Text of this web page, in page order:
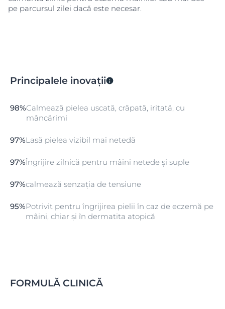
pe parcursul zilei dacă este necesar.
Principalele inovații
98%Calmează pielea uscată, crăpată, iritată, cu
mâncărimi
97%Lasă pielea vizibil mai netedă
97%Îngrijire zilnică pentru mâini netede și suple
97%calmează senzația de tensiune
95%Potrivit pentru îngrijirea pielii în caz de eczemă pe
mâini, chiar și în dermatita atopică
FORMULĂ CLINICĂ